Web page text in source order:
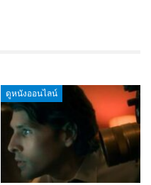
ดูหนังออนไลน์